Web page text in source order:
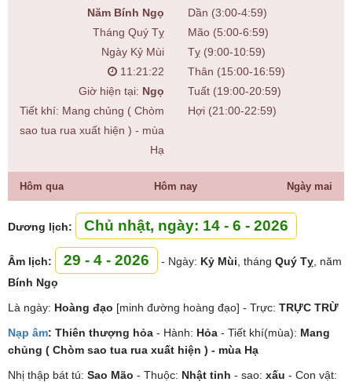
Năm Bính Ngọ
Tháng Quý Tỵ
Ngày Kỷ Mùi
11:21:23
Giờ hiện tại: Ngọ
Tiết khí: Mang chủng ( Chòm
sao tua rua xuất hiện ) - mùa
Hạ
Dần (3:00-4:59)
Mão (5:00-6:59)
Tỵ (9:00-10:59)
Thân (15:00-16:59)
Tuất (19:00-20:59)
Hợi (21:00-22:59)
Hôm qua Hôm nay Ngày mai
Dương lịch: Chủ nhật, ngày: 14 - 6 - 2026
Âm lịch: 29 - 4 - 2026 - Ngày: Kỷ Mùi , tháng Quý Tỵ , năm
Bính Ngọ
Là ngày: Hoàng đạo [minh đường hoàng đạo] - Trực: TRỰC TRỪ
Nạp âm: Thiên thượng hỏa - Hành: Hỏa - Tiết khí(mùa): Mang
chủng ( Chòm sao tua rua xuất hiện ) - mùa Hạ
Nhị thập bát tú: Sao Mão - Thuộc: Nhật tinh - sao: xấu - Con vật: